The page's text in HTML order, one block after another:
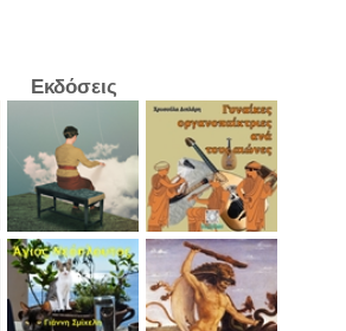
Εκδόσεις